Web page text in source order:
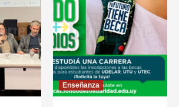
Enseñanza